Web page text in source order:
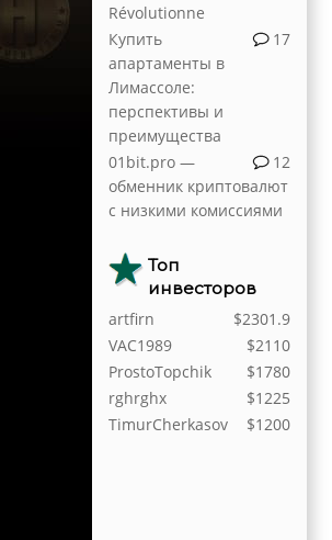
Révolutionne
17
Купить
апартаменты в
Лимассоле:
перспективы и
преимущества
12
01bit.pro —
обменник криптовалют
с низкими комиссиями
Топ
инвесторов
$2301.9
artfirn
$2110
VAC1989
$1780
ProstoTopchik
$1225
rghrghx
$1200
TimurCherkasov